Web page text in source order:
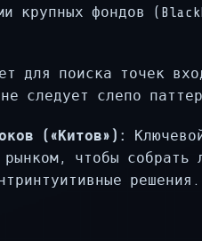
крупных фондов
для поиска точек
следует слепо
(«Китов»):
рынком, чтобы
решения.